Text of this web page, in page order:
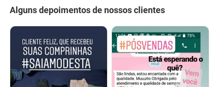
Alguns depoimentos de nossos clientes